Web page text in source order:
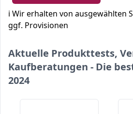
ℹ️ Wir erhalten von ausgewählten
ggf. Provisionen
Aktuelle Produkttests,
Kaufberatungen - Die
2024